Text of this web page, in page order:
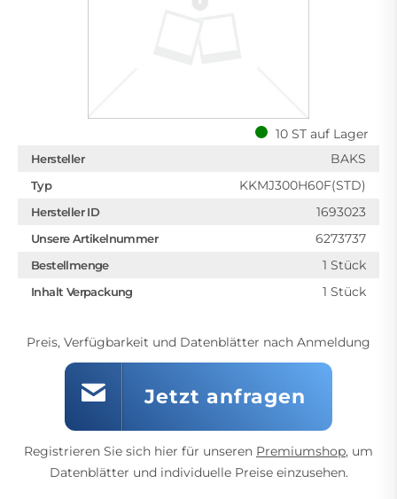
10 ST auf Lager
Hersteller BAKS
Typ KKMJ300H60F(STD)
Hersteller ID 1693023
Unsere Artikelnummer 6273737
Bestellmenge 1 Stück
Inhalt Verpackung 1 Stück
Preis, Verfügbarkeit und Datenblätter nach Anmeldung
Jetzt anfragen
Registrieren Sie sich hier für unseren Premiumshop, um
Datenblätter und individuelle Preise einzusehen.